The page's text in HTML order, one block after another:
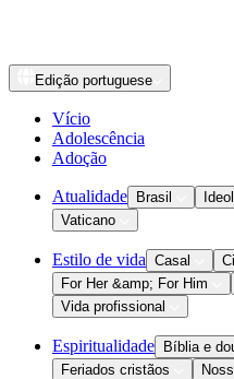
Edição portuguese
Vício
Adolescência
Adoção
Atualidade Brasil
Vaticano
Estilo de vida Casal
For Her &amp; For Him
Vida profissional
Espiritualidade Bíblia e
Feriados cristãos